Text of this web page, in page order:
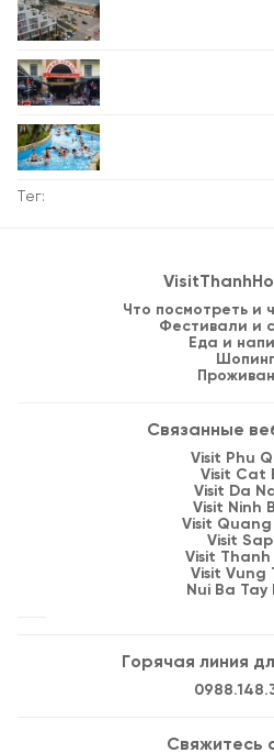
Тег:
Что посмотреть и
Фестивали и
Еда и
Шопинг
Связанные
Visit Phu
Visit Cat
Visit Da
Visit Ninh
Visit Quang
Visit
Visit Thanh
Visit Vung
Nui Ba Tay
Горячая линия
Свяжитесь